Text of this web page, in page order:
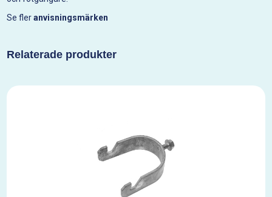
Se fleranvisningsmärken
Relaterade produkter